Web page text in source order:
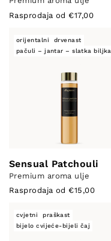
Rasprodaja od €17,00
orijentalni
drvenast
pačuli – jantar – slatka biljka
Sensual Patchouli
Premium aroma ulje
Rasprodaja od €15,00
cvjetni
praškast
bijelo cvijeće-bijeli čaj